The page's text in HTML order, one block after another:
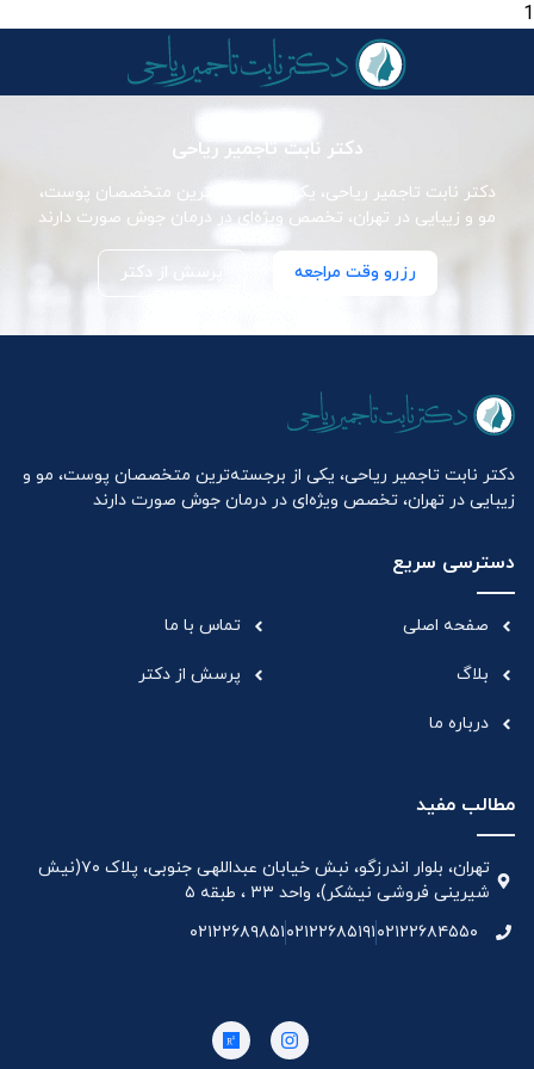
1
دکتر نابت تاجمیر ریاحی
دکتر نابت تاجمیر ریاحی، یکی از برجسته‌ترین متخصصان پوست،
مو و زیبایی در تهران، تخصص ویژه‌ای در درمان جوش صورت دارند
رزرو وقت مراجعه پرسش از دکتر
دکتر نابت تاجمیر ریاحی، یکی از برجسته‌ترین متخصصان پوست، مو و
زیبایی در تهران، تخصص ویژه‌ای در درمان جوش صورت دارند
دسترسی سریع
صفحه اصلی
بلاگ
درباره ما
تماس با ما
پرسش از دکتر
مطالب مفید
تهران، بلوار اندرزگو، نبش خیابان عبداللهی جنوبی، پلاک ۷۰(نیش
شیرینی فروشی نیشکر)، واحد ۳۳ ، طبقه ۵
۰۲۱۲۲۶۸۴۵۵۰۰۲۱۲۲۶۸۵۱۹۱۰۲۱۲۲۶۸۹۸۵۱